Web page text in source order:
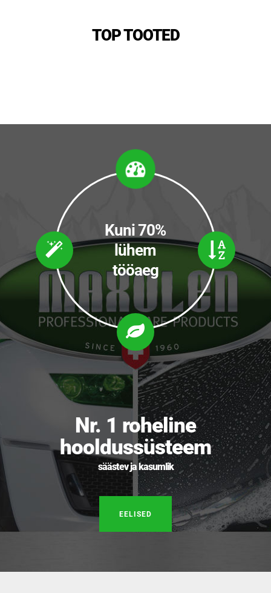
TOP TOOTED
Kuni 70%
lühem
tööaeg
Nr. 1 roheline
hooldussüsteem
säästev ja kasumlik
EELISED